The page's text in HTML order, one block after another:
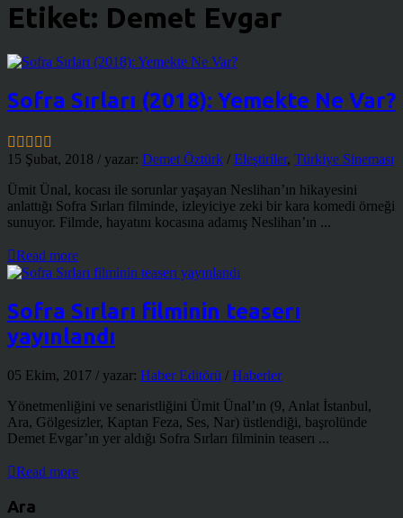
Etiket: Demet Evgar
Sofra Sırları (2018): Yemekte Ne Var?
15 Şubat, 2018 / yazar: Demet Öztürk / Eleştiriler, Türkiye Sineması
Ümit Ünal, kocası ile sorunlar yaşayan Neslihan’ın hikayesini
anlattığı Sofra Sırları filminde, izleyiciye zeki bir kara komedi örneği
sunuyor. Filmde, hayatını kocasına adamış Neslihan’ın ...
Read more
Sofra Sırları filminin teaserı
yayınlandı
05 Ekim, 2017 / yazar: Haber Editörü / Haberler
Yönetmenliğini ve senaristliğini Ümit Ünal’ın (9, Anlat İstanbul,
Ara, Gölgesizler, Kaptan Feza, Ses, Nar) üstlendiği, başrolünde
Demet Evgar’ın yer aldığı Sofra Sırları filminin teaserı ...
Read more
Ara